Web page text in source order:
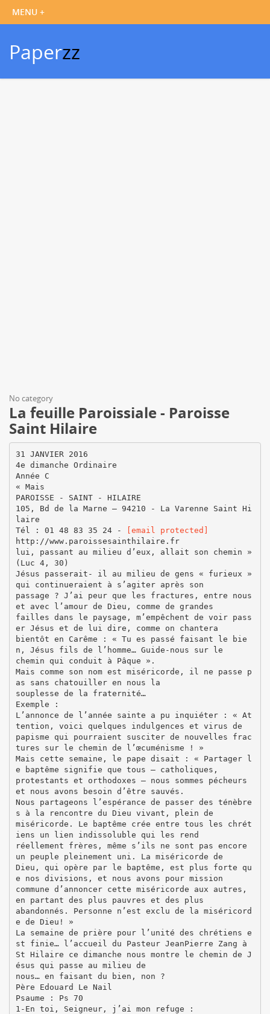
Paperzz
No category
La feuille Paroissiale - Paroisse
Saint Hilaire
31 JANVIER 2016
4e dimanche Ordinaire
Année C
« Mais
PAROISSE - SAINT - HILAIRE
105, Bd de la Marne – 94210 - La Varenne Saint Hi
laire
Tél : 01 48 83 35 24 -
[email protected]
http://www.paroissesainthilaire.fr
lui, passant au milieu d’eux, allait son chemin »
(Luc 4, 30)
Jésus passerait- il au milieu de gens « furieux »
qui continueraient à s’agiter après son
passage ? J’ai peur que les fractures, entre nous
et avec l’amour de Dieu, comme de grandes
failles dans le paysage, m’empêchent de voir pass
er Jésus et de lui dire, comme on chantera
bientôt en Carême : « Tu es passé faisant le bie
n, Jésus fils de l’homme… Guide-nous sur le
chemin qui conduit à Pâque ».
Mais comme son nom est miséricorde, il ne passe p
as sans chatouiller en nous la
souplesse de la fraternité…
Exemple :
L’annonce de l’année sainte a pu inquiéter : « At
tention, voici quelques indulgences et virus de
papisme qui pourraient susciter de nouvelles frac
tures sur le chemin de l’œcuménisme ! »
Mais cette semaine, le pape disait : « Partager l
e baptême signifie que tous – catholiques,
protestants et orthodoxes – nous sommes pécheurs
et nous avons besoin d’être sauvés.
Nous partageons l’espérance de passer des ténèbre
s à la rencontre du Dieu vivant, plein de
miséricorde. Le baptême crée entre tous les chrét
iens un lien indissoluble qui les rend
réellement frères, même s’ils ne sont pas encore
un peuple pleinement uni. La miséricorde de
Dieu, qui opère par le baptême, est plus forte qu
e nos divisions, et nous avons pour mission
commune d’annoncer cette miséricorde aux autres,
en partant des plus pauvres et des plus
abandonnés. Personne n’est exclu de la miséricord
e de Dieu! »
La semaine de prière pour l’unité des chrétiens e
st finie… l’accueil du Pasteur JeanPierre Zang à
St Hilaire ce dimanche nous montre le chemin de J
ésus qui passe au milieu de
nous… en faisant du bien, non ?
Père Edouard Le Nail
Psaume : Ps 70
1-En toi, Seigneur, j’ai mon refuge :